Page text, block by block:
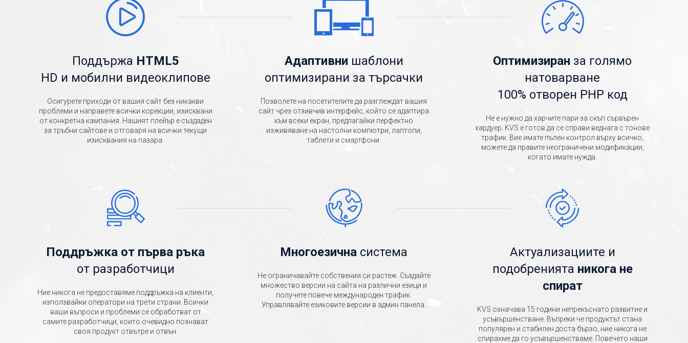
Поддържа HTML5
HD и мобилни видеоклипове
Осигурете приходи от вашия сайт без никакви
проблеми и направете всички корекции, изисквани
от конкретна кампания. Нашият плейър е създаден
за тръбни сайтове и отговаря на всички текущи
изисквания на пазара.
Адаптивни шаблони
оптимизирани за търсачки
Позволете на посетителите да разглеждат вашия
сайт чрез отзивчив интерфейс, който се адаптира
към всеки екран, предлагайки перфектно
изживяване на настолни компютри, лаптопи,
таблети и смартфони.
Оптимизиран за голямо
натоварване
100% отворен PHP код
Не е нужно да харчите пари за скъп сървърен
хардуер. KVS е готов да се справи веднага с тонове
трафик. Вие имате пълен контрол върху всичко,
можете да правите неограничени модификации,
когато имате нужда.
Поддръжка от първа ръка
от разработчици
Ние никога не предоставяме поддръжка на клиенти,
използвайки оператори на трети страни. Всички
ваши въпроси и проблеми се обработват от
самите разработчици, които очевидно познават
своя продукт отвътре и отвън.
Многоезична система
Не ограничавайте собствения си растеж. Създайте
множество версии на сайта на различни езици и
получете повече международен трафик.
Управлявайте езиковите версии в админ панела.
Актуализациите и
подобренията никога не
спират
KVS означава 15 години непрекъснато развитие и
усъвършенстване. Въпреки че продуктът стана
популярен и стабилен доста бързо, ние никога не
спирахме да го усъвършенстваме. Повечето наши